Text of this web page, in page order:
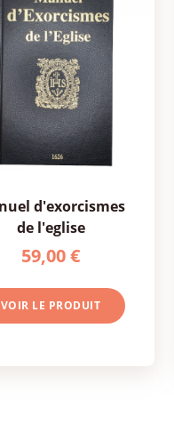
de l'eglise
59,00 €
VOIR LE PRODUIT